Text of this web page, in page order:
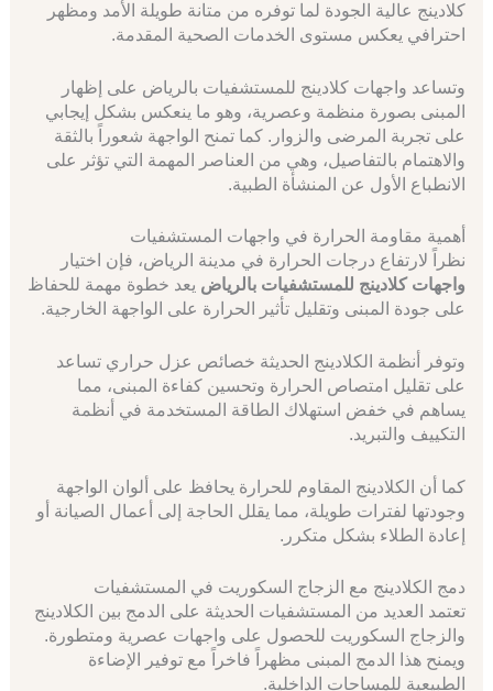
كلادينج عالية الجودة لما توفره من متانة طويلة الأمد ومظهر
احترافي يعكس مستوى الخدمات الصحية المقدمة.
وتساعد واجهات كلادينج للمستشفيات بالرياض على إظهار
المبنى بصورة منظمة وعصرية، وهو ما ينعكس بشكل إيجابي
على تجربة المرضى والزوار. كما تمنح الواجهة شعوراً بالثقة
والاهتمام بالتفاصيل، وهي من العناصر المهمة التي تؤثر على
الانطباع الأول عن المنشأة الطبية.
أهمية مقاومة الحرارة في واجهات المستشفيات
نظراً لارتفاع درجات الحرارة في مدينة الرياض، فإن اختيار
واجهات كلادينج للمستشفيات بالرياض يعد خطوة مهمة للحفاظ
على جودة المبنى وتقليل تأثير الحرارة على الواجهة الخارجية.
وتوفر أنظمة الكلادينج الحديثة خصائص عزل حراري تساعد
على تقليل امتصاص الحرارة وتحسين كفاءة المبنى، مما
يساهم في خفض استهلاك الطاقة المستخدمة في أنظمة
التكييف والتبريد.
كما أن الكلادينج المقاوم للحرارة يحافظ على ألوان الواجهة
وجودتها لفترات طويلة، مما يقلل الحاجة إلى أعمال الصيانة أو
إعادة الطلاء بشكل متكرر.
دمج الكلادينج مع الزجاج السكوريت في المستشفيات
تعتمد العديد من المستشفيات الحديثة على الدمج بين الكلادينج
والزجاج السكوريت للحصول على واجهات عصرية ومتطورة.
ويمنح هذا الدمج المبنى مظهراً فاخراً مع توفير الإضاءة
الطبيعية للمساحات الداخلية.